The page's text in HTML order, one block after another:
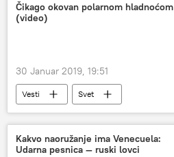
Čikago okovan polarnom hladnoćom
(video)
30 Januar 2019, 19:51
Vesti Svet
Kakvo naoružanje ima Venecuela:
Udarna pesnica — ruski lovci